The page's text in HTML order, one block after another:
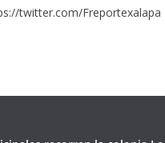
twitter.com/Freportexalapa